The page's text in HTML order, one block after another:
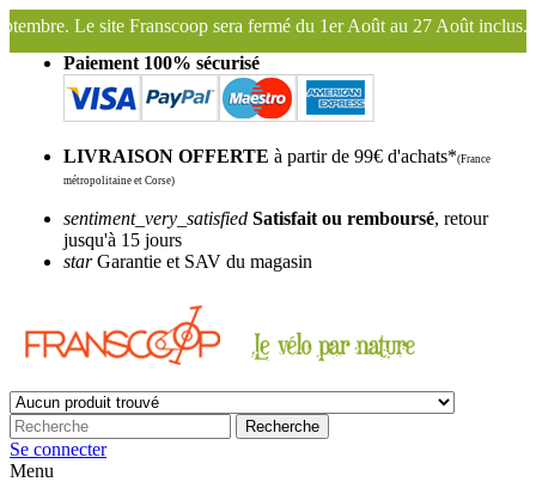
fermé du 1er Août au 27 Août inclus. Bonnes vacances !
Paiement 100% sécurisé
LIVRAISON OFFERTE à partir de 99€ d'achats*(France
métropolitaine et Corse)
sentiment_very_satisfied Satisfait ou remboursé, retour
jusqu'à 15 jours
starGarantie et SAV du magasin
Recherche
Se connecter
Menu